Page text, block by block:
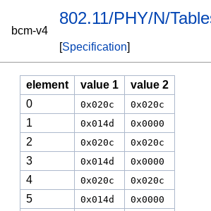
bcm-v4
802.11/PHY/N/
[Specification]
element value 1
value 2
0
0x020c 0x020c
1 0x014d 0x0000
2 0x020c 0x020c
3 0x014d 0x0000
4 0x020c 0x020c
5 0x014d 0x0000